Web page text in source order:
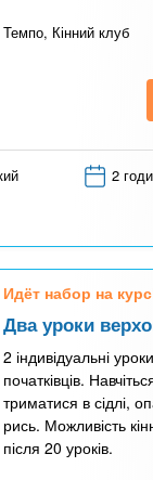
Темпо, Кінний клуб
2
Идёт набор на
Два уроки
2 індивідуальні
початківців.
триматися в сідлі,
рись. Можливість
після 20 уроків.